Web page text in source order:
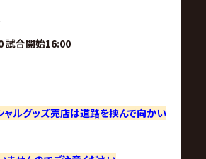
試合開始16:00
ャルグッズ売店は道路を挟んで向かい